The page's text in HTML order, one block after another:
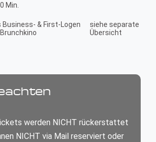
Min.
& First-Logen
siehe separate
Übersicht
werden NICHT rückerstattet
NICHT via Mail reserviert oder